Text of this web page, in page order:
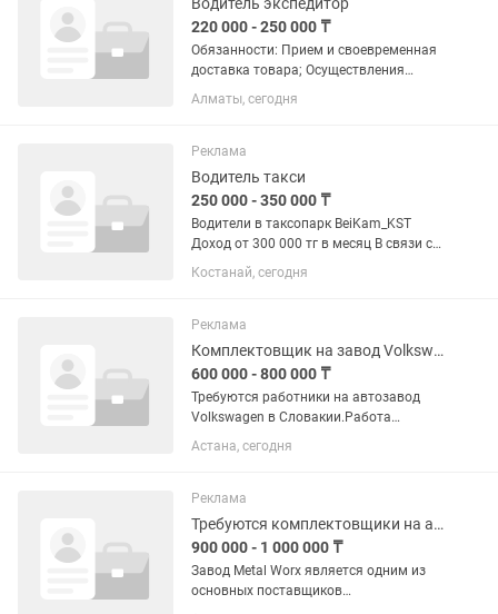
220 000 - 250 000 ₸
Обязанности: Прием и своевременная
доставка товара; Осуществления
погрузочно-разгрузочных работ;
Обеспечение сохранности автомобиля
транспортными...
Алматы, сегодня
Реклама
Водитель такси
250 000 - 350 000 ₸
Водители в таксопарк BeiKam_KST
Доход от 300 000 тг в месяц В связи с
расширением таксопарк BeiKam_KST
приглашает водителей на постоянную
иметь права категории...
Костанай, сегодня
Реклама
Комплектовщик на завод Volkswagen в Словакии
600 000 - 800 000 ₸
Требуются работники на автозавод
Volkswagen в Словакии.Работа
заключается в сборке и комплектации
автомобилей.Завод
лет,парни и семейные пары.Все
вопросы по номеру в...
Астана, сегодня
Реклама
Требуются комплектовщики на автозавод в Чехии
900 000 - 1 000 000 ₸
Завод Metal Worx является одним из
основных поставщиков
автомобильной продукции для таких